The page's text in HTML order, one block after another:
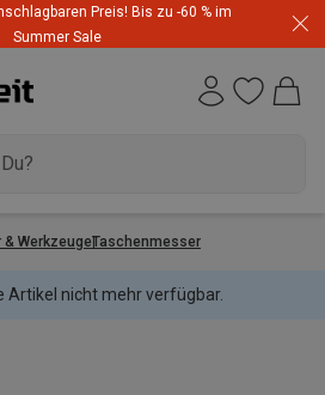
Preis! Bis zu -60 % im
Summer Sale
WerkzeugeTaschenmesser
Artikel nicht mehr verfügbar.